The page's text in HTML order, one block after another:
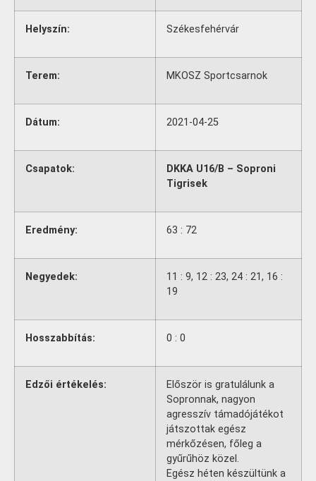
Helyszín: Székesfehérvár
Terem: MKOSZ Sportcsarnok
Dátum: 2021-04-25
Csapatok:
DKKA U16/B – Soproni
Tigrisek
Eredmény: 63 : 72
Negyedek:
11 : 9, 12 : 23, 24 : 21, 16 :
19
Hosszabbítás: 0 : 0
Edzői értékelés:
Először is gratulálunk a
Sopronnak, nagyon
agresszív támadójátékot
játszottak egész
mérkőzésen, főleg a
gyűrűhöz közel.
Egész héten készültünk a